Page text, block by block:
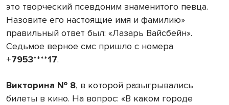
это творческий псевдоним знаменитого певца.
Назовите его настоящие имя и фамилию»
правильный ответ был: «Лазарь Вайсбейн».
Седьмое верное смс пришло с номера
+7953****17.
Викторина № 8, в которой разыгрывались
билеты в кино. На вопрос: «В каком городе